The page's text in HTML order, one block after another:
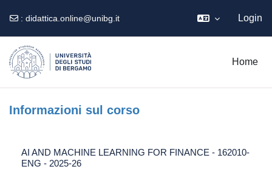
: didattica.online@unibg.it Login
Home
Informazioni sul corso
AI AND MACHINE LEARNING FOR FINANCE - 162010-
ENG - 2025-26